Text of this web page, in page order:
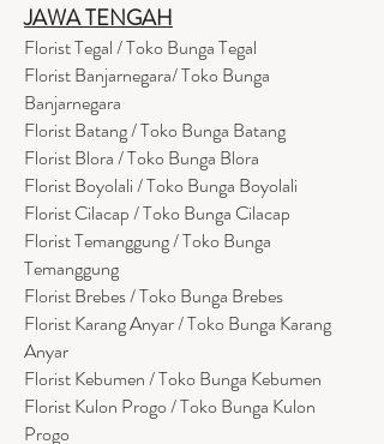
JAWA TENGAH
Florist Tegal / Toko Bunga Tegal
Florist Banjarnegara/ Toko Bunga
Banjarnegara
Florist Batang / Toko Bunga Batang
Florist Blora / Toko Bunga Blora
Florist Boyolali / Toko Bunga Boyolali
Florist Cilacap / Toko Bunga Cilacap
Florist Temanggung / Toko Bunga
Temanggung
Florist Brebes / Toko Bunga Brebes
Florist Karang Anyar / Toko Bunga Karang
Anyar
Florist Kebumen / Toko Bunga Kebumen
Florist Kulon Progo / Toko Bunga Kulon
Progo